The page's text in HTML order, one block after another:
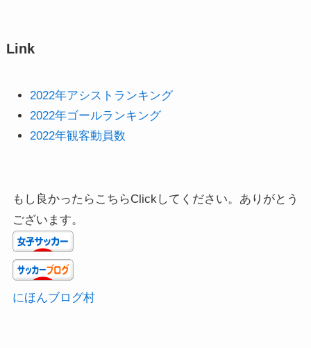
Link
2022年アシストランキング
2022年ゴールランキング
2022年観客動員数
もし良かったらこちらClickしてください。ありがとう
ございます。
にほんブログ村